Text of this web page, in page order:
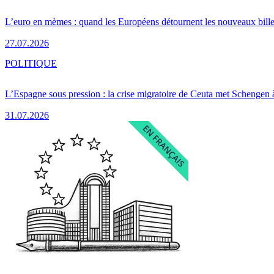
L’euro en mèmes : quand les Européens détournent les nouveaux
27.07.2026
L’Espagne sous pression : la crise migratoire de Ceuta met Schengen
31.07.2026
POLITIQUE